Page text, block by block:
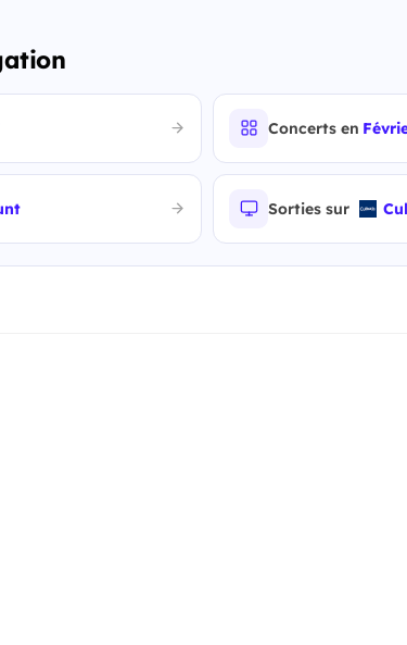
Concerts en
Sorties sur